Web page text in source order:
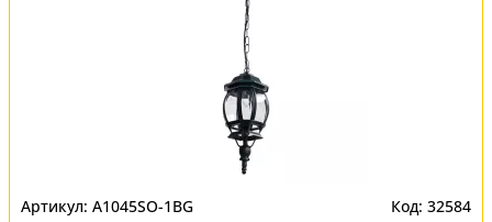
A1045SO-1BG 32584